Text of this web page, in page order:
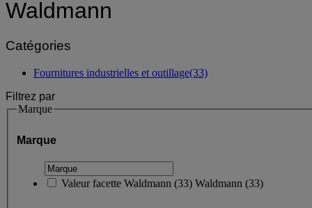
Waldmann
Catégories
Fournitures industrielles et outillage(33)
Filtrez par
Marque
Marque
Valeur facette Waldmann (33) Waldmann (33)